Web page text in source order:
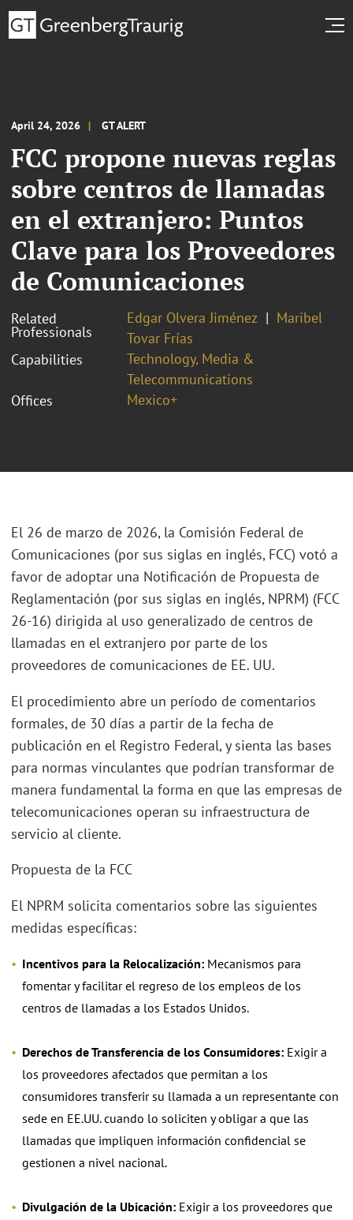
April 24, 2026 GT ALERT
FCC propone nuevas reglas
sobre centros de llamadas
en el extranjero: Puntos
Clave para los Proveedores
de Comunicaciones
Related
Professionals
Edgar Olvera Jiménez
Maribel
Tovar Frías
Capabilities
Technology, Media &
Telecommunications
Offices
Mexico+
El 26 de marzo de 2026, la Comisión Federal de
Comunicaciones (por sus siglas en inglés, FCC) votó a
favor de adoptar una Notificación de Propuesta de
Reglamentación (por sus siglas en inglés, NPRM) (FCC
26-16) dirigida al uso generalizado de centros de
llamadas en el extranjero por parte de los
proveedores de comunicaciones de EE. UU.
El procedimiento abre un período de comentarios
formales, de 30 días a partir de la fecha de
publicación en el Registro Federal, y sienta las bases
para normas vinculantes que podrían transformar de
manera fundamental la forma en que las empresas de
telecomunicaciones operan su infraestructura de
servicio al cliente.
Propuesta de la FCC
El NPRM solicita comentarios sobre las siguientes
medidas específicas:
Incentivos para la Relocalización: Mecanismos para
fomentar y facilitar el regreso de los empleos de los
centros de llamadas a los Estados Unidos.
Derechos de Transferencia de los Consumidores: Exigir a
los proveedores afectados que permitan a los
consumidores transferir su llamada a un representante con
sede en EE.UU. cuando lo soliciten y obligar a que las
llamadas que impliquen información confidencial se
gestionen a nivel nacional.
Divulgación de la Ubicación: Exigir a los proveedores que